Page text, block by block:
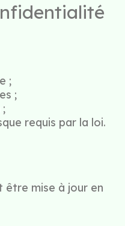
;
;
requis par la loi.
être mise à jour en